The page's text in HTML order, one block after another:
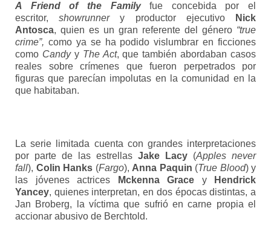
A Friend of the Familyfue concebida por el
escritor,showrunnery productor ejecutivo
Nick
Antosca, quien es un gran referente del género “true
crime”, como ya se ha podido vislumbrar en ficciones
como Candyy The Act, que también abordaban casos
reales sobre crímenes que fueron perpetrados por
figuras que parecían impolutas en la comunidad en la
que habitaban.
La serie limitada cuenta con grandes interpretaciones
por parte de las estrellas Jake Lacy (Apples never
fall), Colin Hanks (Fargo), Anna Paquin (True Blood) y
las jóvenes actrices
Mckenna Grace y
Hendrick
Yancey, quienes interpretan, en dos épocas distintas, a
Jan Broberg, la víctima que sufrió en carne propia el
accionar abusivo de Berchtold.